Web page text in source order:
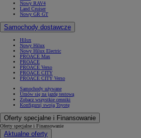
Nowy RAV4
Land Cruiser
Nowy GR GT
Samochody dostawcze
Hilux
Nowy Hilux
Nowy Hilux Electric
PROACE Max
PROACE
PROACE Verso
PROACE CITY
PROACE CITY Verso
Samochody używane
Umów się na jazdę testową
Zobacz wszystkie cenniki
Konfiguruj swoją Toyotę
Oferty specjalne i Finansowanie
Oferty specjalne i Finansowanie
Aktualne oferty